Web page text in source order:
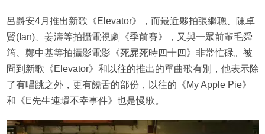
呂爵安4月推出新歌《Elevator》，而最近夥拍張繼聰、陳卓
賢(Ian)、姜濤等拍攝電視劇《季前賽》，又與一眾前輩毛舜
筠、鄭中基等拍攝影電影《死屍死時四十四》非常忙碌。被
問到新歌《Elevator》和以往的推出的單曲歌有別，他表示除
了有唱跳之外，更有饒舌的部份，以往的《My Apple Pie》
和《E先生連環不幸事件》也是慢歌。